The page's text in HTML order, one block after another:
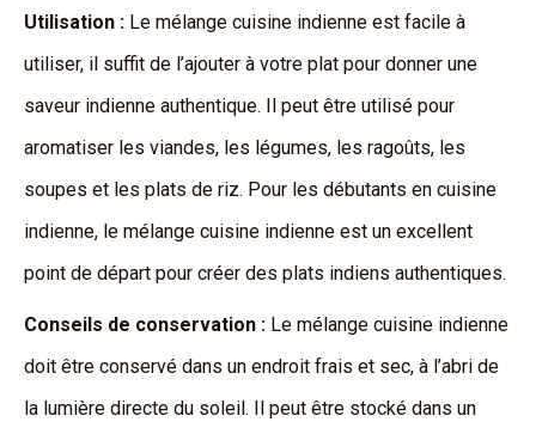
Utilisation : Le mélange cuisine indienne est facile à
utiliser, il suffit de l’ajouter à votre plat pour donner une
saveur indienne authentique. Il peut être utilisé pour
aromatiser les viandes, les légumes, les ragoûts, les
soupes et les plats de riz. Pour les débutants en cuisine
indienne, le mélange cuisine indienne est un excellent
point de départ pour créer des plats indiens authentiques.
Conseils de conservation : Le mélange cuisine indienne
doit être conservé dans un endroit frais et sec, à l’abri de
la lumière directe du soleil. Il peut être stocké dans un